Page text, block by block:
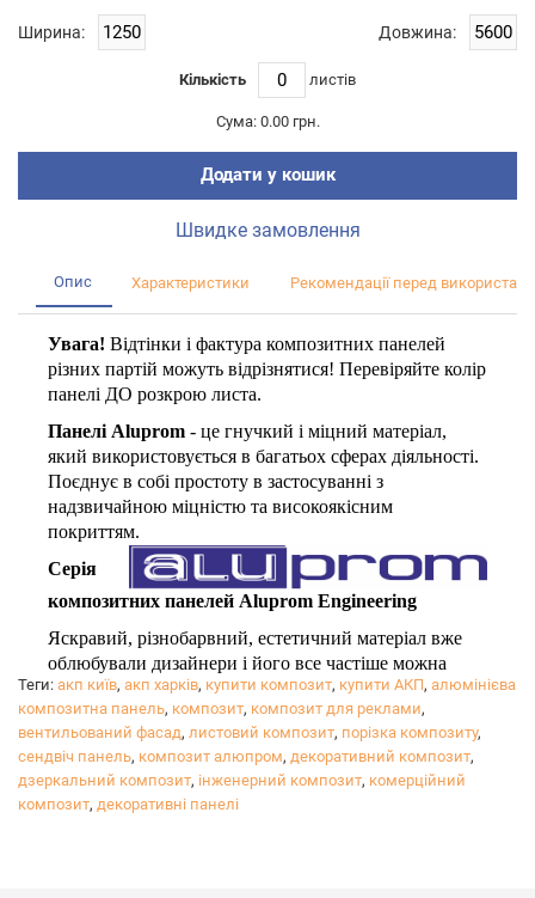
Ширина: Довжина:
Кількість листiв
Сума: 0.00 грн.
Додати у кошик
Швидке замовлення
Опис Характеристики Рекомендації перед
Увага! Відтінки і фактура композитних панелей
різних партій можуть відрізнятися! Перевіряйте колір
панелі ДО розкрою листа.
Панелі Aluprom - це гнучкий і міцний матеріал,
який використовується в багатьох сферах діяльності.
Поєднує в собі простоту в застосуванні з
надзвичайною міцністю та високоякісним
покриттям.
Серія
композитних панелей Aluprom Engineering
Яскравий, різнобарвний, естетичний матеріал вже
облюбували дизайнери і його все частіше можна
побачити в якості елементів декору інтер'єрів, різних
сучасних конструкцій, виставкового обладнання.
Надаємо послуги прямолінійного і криволінійного
різання.
Ціна послуг розраховується індивідуально,
Теги: акп київ, акп харків, купити композит, купити АКП, алюмінієва
композитна панель, композит, композит для реклами,
вентильований фасад, листовий композит, порізка композиту,
сендвіч панель, композит алюпром, декоративний композит,
дзеркальний композит, інженерний композит, комерційний
композит, декоративні панелі